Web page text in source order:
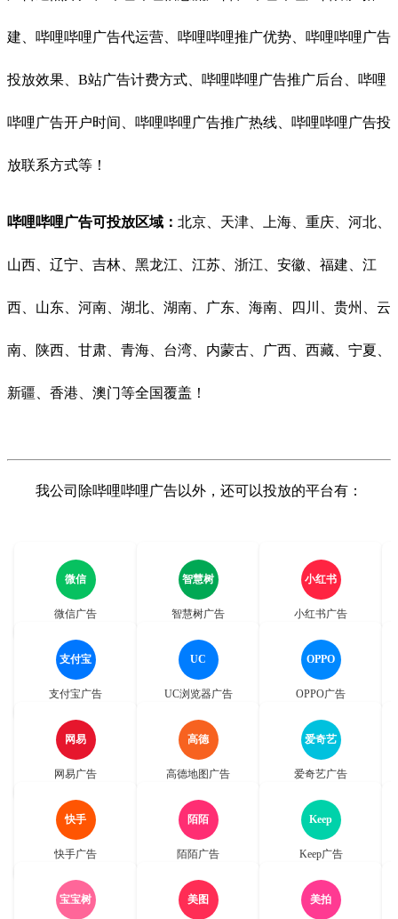
建、哔哩哔哩广告代运营、哔哩哔哩推广优势、哔哩哔哩广告
投放效果、B站广告计费方式、哔哩哔哩广告推广后台、哔哩
哔哩广告开户时间、哔哩哔哩广告推广热线、哔哩哔哩广告投
放联系方式等！
哔哩哔哩广告可投放区域： 北京、天津、上海、重庆、河北、
山西、辽宁、吉林、黑龙江、江苏、浙江、安徽、福建、江
西、山东、河南、湖北、湖南、广东、海南、四川、贵州、云
南、陕西、甘肃、青海、台湾、内蒙古、广西、西藏、宁夏、
新疆、香港、澳门等全国覆盖！
我公司除哔哩哔哩广告以外，还可以投放的平台有：
微信
微信广告
智慧树
智慧树广告
小红书
小红书广告
支付宝
支付宝广告
UC
UC浏览器广告
OPPO
OPPO广告
网易
网易广告
高德
高德地图广告
爱奇艺
爱奇艺广告
快手
快手广告
陌陌
陌陌广告
Keep
Keep广告
宝宝树 美图 美拍